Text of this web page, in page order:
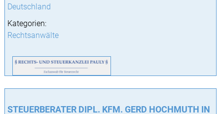
Deutschland
Kategorien:
Rechtsanwälte
STEUERBERATER DIPL. KFM. GERD HOCHMUTH IN